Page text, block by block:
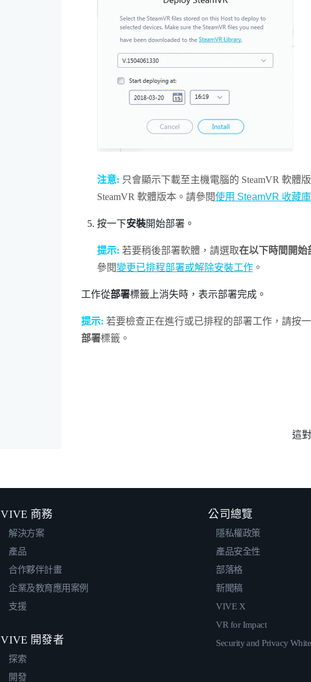
注意: 只會顯示下載至主機電腦的 SteamVR 軟體
SteamVR 軟體版本。請參閱使用 SteamVR 收藏
按一下安裝開始部署。
提示: 若要稍後部署軟體，請選取在以下時間開始
參閱變更已排程部署或解除安裝工作。
工作從部署標籤上消失時，表示部署完成。
提示: 若要檢查正在進行或已排程的部署工作，請按
部署標籤。
這
VIVE 商務
解決方案
產品
合作夥伴計畫
企業及教育應用案例
支援
VIVE 開發者
探索
開發
公司總覽
隱私權政策
產品安全性
部落格
新聞稿
VIVE X
VR for Impact
Security and Privacy